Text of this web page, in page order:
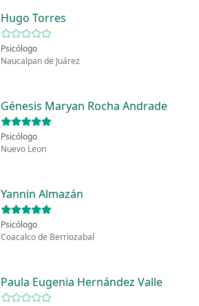
Hugo Torres
Psicólogo
Naucalpan de Juárez
Génesis Maryan Rocha Andrade
Psicólogo
Nuevo Leon
Yannin Almazán
Psicólogo
Coacalco de Berriozabal
Paula Eugenia Hernández Valle